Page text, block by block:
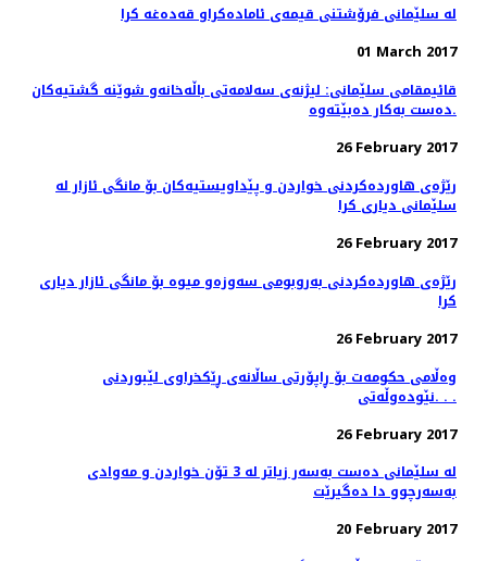
له‌ سلێمانی فرۆشتنی قیمه‌ی ئاماده‌كراو قه‌ده‌غه‌ كرا
01 March 2017
قائیمقامی سلێمانی: لیژنه‌ی سه‌لامه‌تی باڵه‌خانه‌و شوێنه‌ گشتیه‌كان
ده‌ست به‌كار ده‌بێته‌وه‌.
26 February 2017
رێژه‌ی هاورده‌كردنی خواردن و پێداویستیه‌كان بۆ مانگی ئازار له‌
سلێمانی دیاری كرا
26 February 2017
رێژه‌ی هاورده‌كردنی به‌روبومی سه‌وزه‌و میوه‌ بۆ مانگی ئازار دیاری
كرا
26 February 2017
وەڵامی حکومەت بۆ ڕاپۆرتی ساڵانەی ڕێکخراوى لێبوردنى
نێودەوڵەتى. . .
26 February 2017
له‌ سلێمانی ده‌ست به‌سه‌ر زیاتر له‌ 3 تۆن خواردن و مه‌وادی
به‌سه‌رچوو دا ده‌گیرێت
20 February 2017